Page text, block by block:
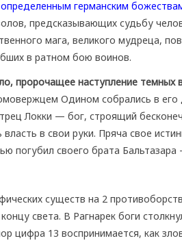
определенным германским
предсказывающих судьбу
мага, великого мудреца,
в ратном бою воинов.
пророчащее наступление темных
Одином собрались в его
Локки — бог, строящий
в свои руки. Пряча свое
погубил своего брата
существ на 2
света. В Рагнарек боги
цифра 13 воспринимается, как